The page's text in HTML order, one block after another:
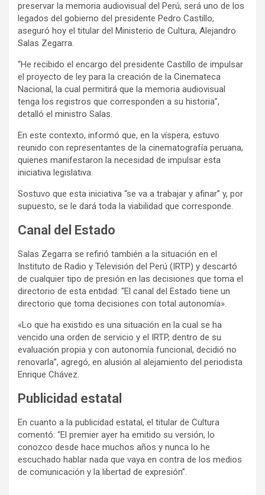
preservar la memoria audiovisual del Perú, será uno de los
legados del gobierno del presidente Pedro Castillo,
aseguró hoy el titular del Ministerio de Cultura, Alejandro
Salas Zegarra.
“He recibido el encargo del presidente Castillo de impulsar
el proyecto de ley para la creación de la Cinemateca
Nacional, la cual permitirá que la memoria audiovisual
tenga los registros que corresponden a su historia”,
detalló el ministro Salas.
En este contexto, informó que, en la víspera, estuvo
reunido con representantes de la cinematografía peruana,
quienes manifestaron la necesidad de impulsar esta
iniciativa legislativa.
Sostuvo que esta iniciativa “se va a trabajar y afinar” y, por
supuesto, se le dará toda la viabilidad que corresponde.
Canal del Estado
Salas Zegarra se refirió también a la situación en el
Instituto de Radio y Televisión del Perú (IRTP) y descartó
de cualquier tipo de presión en las decisiones que toma el
directorio de esta entidad: “El canal del Estado tiene un
directorio que toma decisiones con total autonomía».
«Lo que ha existido es una situación en la cual se ha
vencido una orden de servicio y el IRTP, dentro de su
evaluación propia y con autonomía funcional, decidió no
renovarla”, agregó, en alusión al alejamiento del periodista
Enrique Chávez.
Publicidad estatal
En cuanto a la publicidad estatal, el titular de Cultura
comentó: “El premier ayer ha emitido su versión, lo
conozco desde hace muchos años y nunca lo he
escuchado hablar nada que vaya en contra de los medios
de comunicación y la libertad de expresión”.